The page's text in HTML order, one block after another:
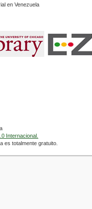
en Venezuela
Internacional.
es totalmente gratuito.